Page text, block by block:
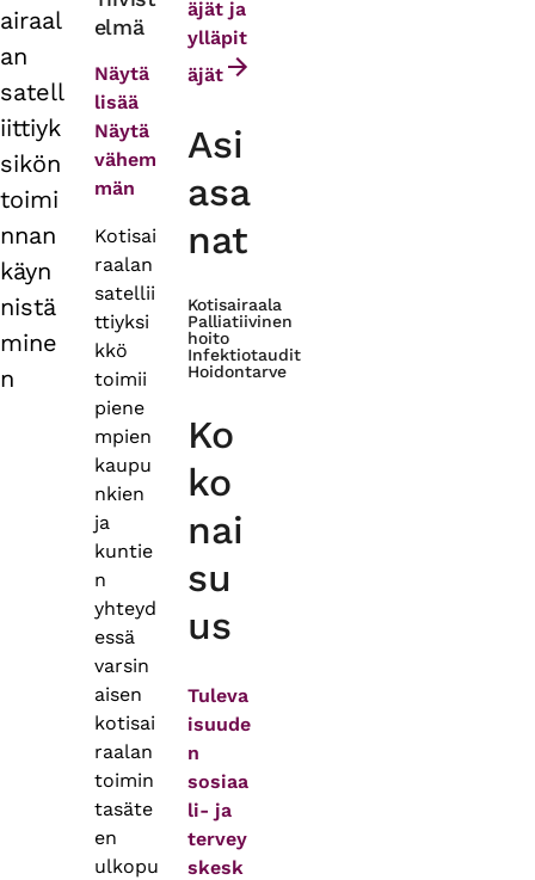
tabs
airaal
an
satell
iittiyk
sikön
toimi
nnan
käyn
nistä
mine
n
elmä
Näytä
lisää
Näytä
vähem
män
Kotisai
raalan
satellii
ttiyksi
kkö
toimii
piene
mpien
kaupu
nkien
ja
kuntie
n
yhteyd
essä
varsin
aisen
kotisai
raalan
toimin
tasäte
en
ulkopu
äjät ja
ylläpit
äjät
Asi
asa
nat
Kotisairaala
Palliatiivinen
hoito
Infektiotaudit
Hoidontarve
Ko
ko
nai
su
us
Tuleva
isuude
n
sosiaa
li- ja
tervey
skesk